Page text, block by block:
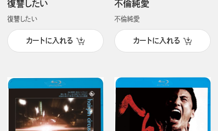
復讐したい
復讐したい
カートに入れる
不倫純愛
不倫純愛
カートに入れる